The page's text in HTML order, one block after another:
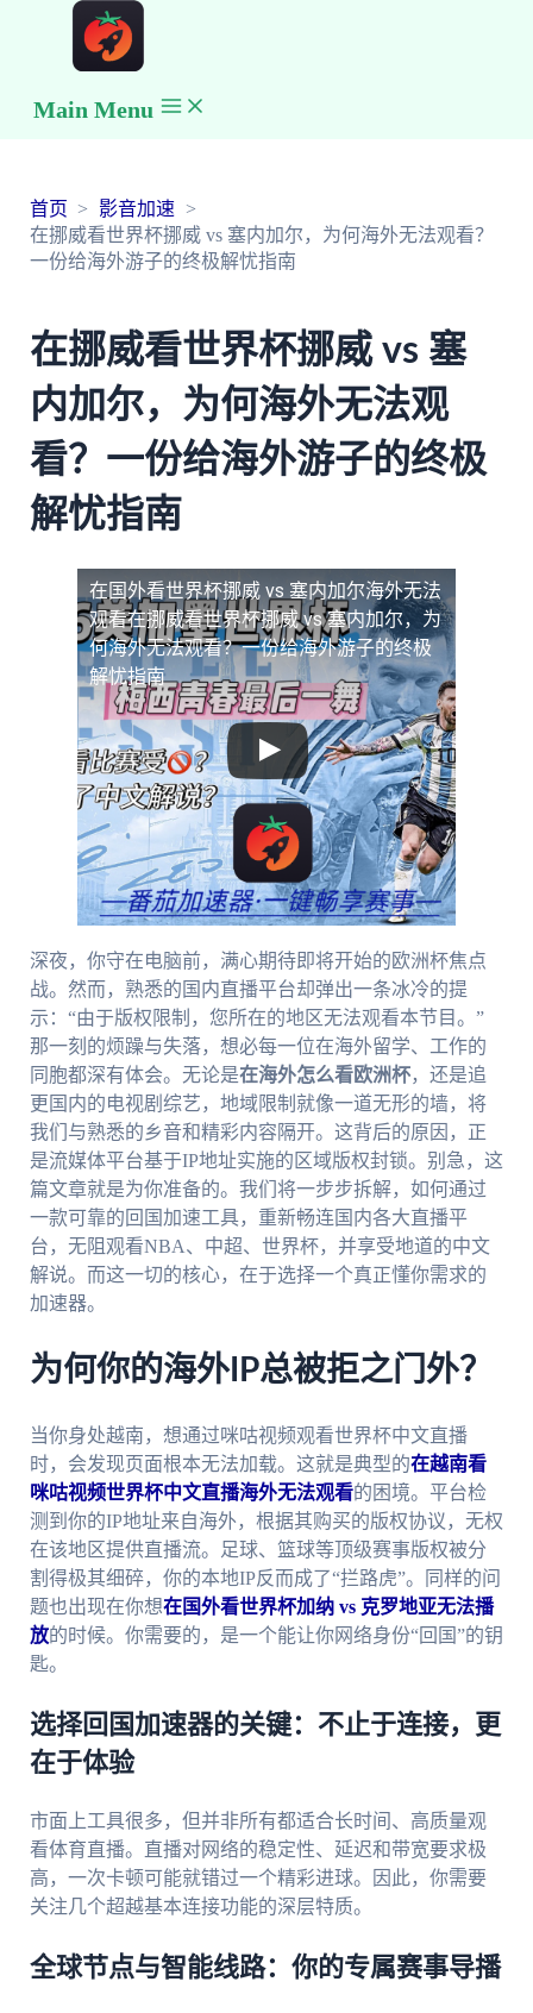
Main Menu
首页
影音加速
在挪威看世界杯挪威 vs 塞内加尔，为何海外无法观看？
一份给海外游子的终极解忧指南
在挪威看世界杯挪威 vs 塞
内加尔，为何海外无法观
看？一份给海外游子的终极
解忧指南
在国外看世界杯挪威 vs 塞内加尔海外无法
观看在挪威看世界杯挪威 vs 塞内加尔，为
何海外无法观看？一份给海外游子的终极
解忧指南
深夜，你守在电脑前，满心期待即将开始的欧洲杯焦点
战。然而，熟悉的国内直播平台却弹出一条冰冷的提
示：“由于版权限制，您所在的地区无法观看本节目。”
那一刻的烦躁与失落，想必每一位在海外留学、工作的
同胞都深有体会。无论是在海外怎么看欧洲杯，还是追
更国内的电视剧综艺，地域限制就像一道无形的墙，将
我们与熟悉的乡音和精彩内容隔开。这背后的原因，正
是流媒体平台基于IP地址实施的区域版权封锁。别急，这
篇文章就是为你准备的。我们将一步步拆解，如何通过
一款可靠的回国加速工具，重新畅连国内各大直播平
台，无阻观看NBA、中超、世界杯，并享受地道的中文
解说。而这一切的核心，在于选择一个真正懂你需求的
加速器。
为何你的海外IP总被拒之门外？
当你身处越南，想通过咪咕视频观看世界杯中文直播
时，会发现页面根本无法加载。这就是典型的在越南看
咪咕视频世界杯中文直播海外无法观看的困境。平台检
测到你的IP地址来自海外，根据其购买的版权协议，无权
在该地区提供直播流。足球、篮球等顶级赛事版权被分
割得极其细碎，你的本地IP反而成了“拦路虎”。同样的问
题也出现在你想在国外看世界杯加纳 vs 克罗地亚无法播
放的时候。你需要的，是一个能让你网络身份“回国”的钥
匙。
选择回国加速器的关键：不止于连接，更
在于体验
市面上工具很多，但并非所有都适合长时间、高质量观
看体育直播。直播对网络的稳定性、延迟和带宽要求极
高，一次卡顿可能就错过一个精彩进球。因此，你需要
关注几个超越基本连接功能的深层特质。
全球节点与智能线路：你的专属赛事导播